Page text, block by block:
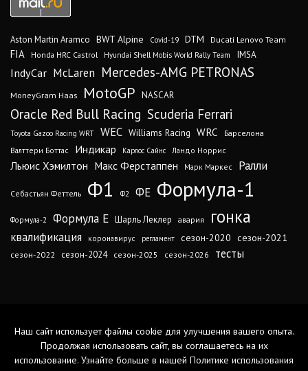
Aston Martin Aramco BWT Alpine Covid-19 DTM Ducati Lenovo Team
FIA Honda HRC Castrol Hyundai Shell Mobis World Rally Team IMSA
IndyCar McLaren Mercedes-AMG PETRONAS
MoneyGram Haas MotoGP NASCAR
Oracle Red Bull Racing Scuderia Ferrari
Toyota Gazoo Racing WRT WEC Williams Racing WRC
Барселона
Валттери Боттас
Индикар Карлос Сайнс Ландо Норрис
Льюис Хэмилтон Макс Ферстаппен Марк Маркес Ралли
Себастьян Феттель Ф1 Ф2 ФЕ Формула-1
Формула-2 Формула Е Шарль Леклер авария гонка
квалификация коронавирус регламент сезон-2020 сезон-2021
сезон-2022 сезон-2024 сезон-2025 сезон-2026 тесты
Наш сайт использует файлы cookie для улучшения вашего опыта.
Продолжая использовать сайт, вы соглашаетесь на их
использование. Узнайте больше в нашей Политике использования